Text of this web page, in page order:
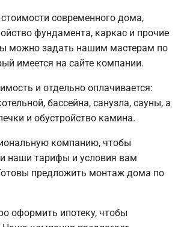
современного дома,
фундамента, каркас и прочие
можно задать нашим мастерам по
имеется на сайте компании.
и отдельно оплачивается:
бассейна, санузла, сауны, а
и обустройство камина.
компанию, чтобы
наши тарифы и условия вам
предложить монтаж дома по
оформить ипотеку, чтобы